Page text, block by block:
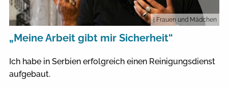
| Frauen und Mädchen
„Meine Arbeit gibt mir Sicherheit“
Ich habe in Serbien erfolgreich einen Reinigungsdienst
aufgebaut.